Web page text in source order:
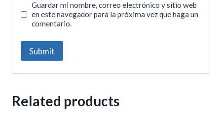
Guardar mi nombre, correo electrónico y sitio web
en este navegador para la próxima vez que haga un
comentario.
Related products